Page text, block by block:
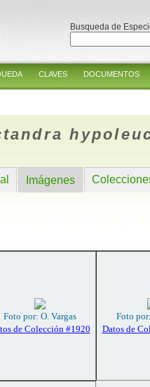
Busqueda de
CLAVES DOCUMENTOS
Imágenes
Foto por: O. Vargas
de Colección #1920
Foto
Datos de